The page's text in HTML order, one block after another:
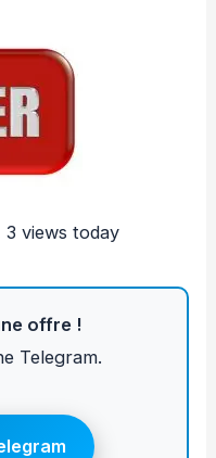
3 views today
offre !
Telegram.